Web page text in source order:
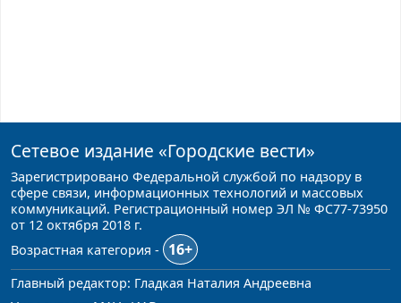
Сетевое издание «Городские вести»
Зарегистрировано Федеральной службой по надзору в
сфере связи, информационных технологий и массовых
коммуникаций. Регистрационный номер ЭЛ № ФС77-73950
от 12 октября 2018 г.
Возрастная категория -
16+
Главный редактор: Гладкая Наталия Андреевна